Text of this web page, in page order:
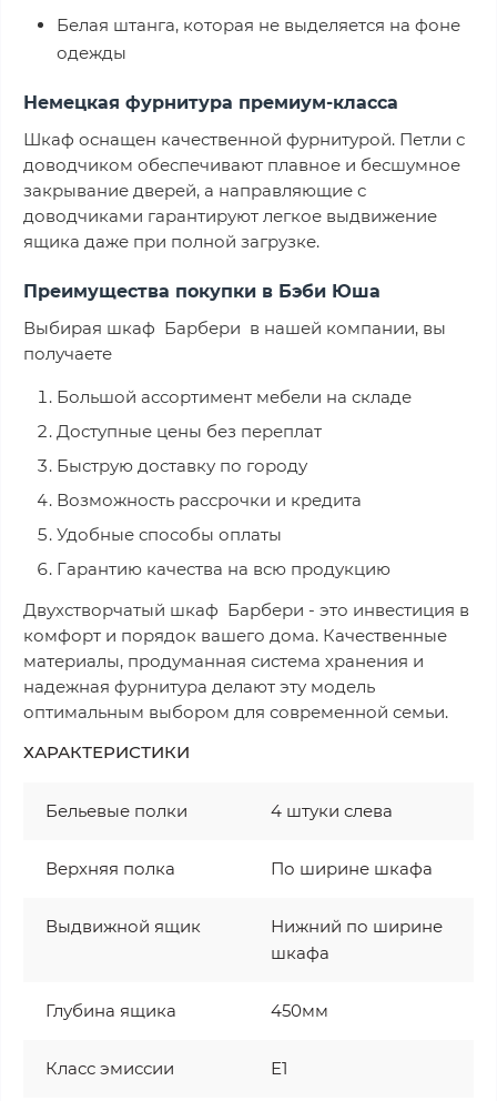
Белая штанга, которая не выделяется на фоне
одежды
Немецкая фурнитура премиум-класса
Шкаф оснащен качественной фурнитурой. Петли с
доводчиком обеспечивают плавное и бесшумное
закрывание дверей, а направляющие с
доводчиками гарантируют легкое выдвижение
ящика даже при полной загрузке.
Преимущества покупки в Бэби Юша
Выбирая шкаф Барбери в нашей компании, вы
получаете
Большой ассортимент мебели на складе
Доступные цены без переплат
Быструю доставку по городу
Возможность рассрочки и кредита
Удобные способы оплаты
Гарантию качества на всю продукцию
Двухстворчатый шкаф Барбери - это инвестиция в
комфорт и порядок вашего дома. Качественные
материалы, продуманная система хранения и
надежная фурнитура делают эту модель
оптимальным выбором для современной семьи.
ХАРАКТЕРИСТИКИ
Бельевые полки 4 штуки слева
Верхняя полка По ширине шкафа
Выдвижной ящик
Нижний по ширине
шкафа
Глубина ящика 450мм
Класс эмиссии Е1